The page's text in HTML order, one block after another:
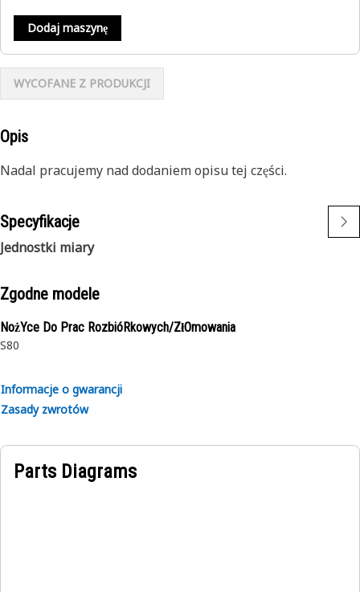
Dodaj maszynę
WYCOFANE Z PRODUKCJI
Opis
Nadal pracujemy nad dodaniem opisu tej części.
Specyfikacje
Jednostki miary
Zgodne modele
NożYce Do Prac RozbióRkowych/ZłOmowania
S80
Informacje o gwarancji
Zasady zwrotów
Parts Diagrams